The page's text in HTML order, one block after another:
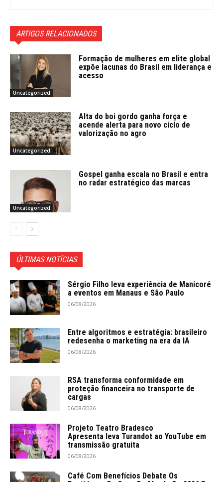
ARTIGOS RELACIONADOS
Uncategorized
Formação de mulheres em elite global
expõe lacunas do Brasil em liderança e
acesso
Uncategorized
Alta do boi gordo ganha força e
acende alerta para novo ciclo de
valorização no agro
Uncategorized
Gospel ganha escala no Brasil e entra
no radar estratégico das marcas
ÚLTIMAS NOTÍCIAS
Sérgio Filho leva experiência de Manicoré
a eventos em Manaus e São Paulo
06/08/2026
Entre algoritmos e estratégia: brasileiro
redesenha o marketing na era da IA
06/08/2026
RSA transforma conformidade em
proteção financeira no transporte de
cargas
06/08/2026
Projeto Teatro Bradesco
Apresenta leva Turandot ao YouTube em
transmissão gratuita
06/08/2026
Café Com Benefícios Debate Os